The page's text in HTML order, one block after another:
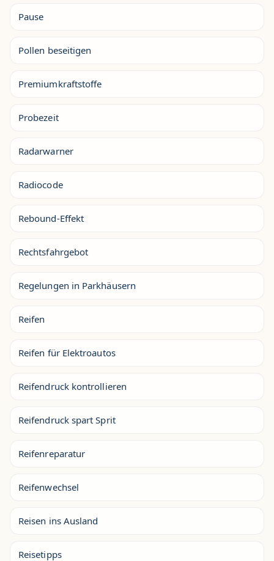
Pause
Pollen beseitigen
Premiumkraftstoffe
Probezeit
Radarwarner
Radiocode
Rebound-Effekt
Rechtsfahrgebot
Regelungen in Parkhäusern
Reifen
Reifen für Elektroautos
Reifendruck kontrollieren
Reifendruck spart Sprit
Reifenreparatur
Reifenwechsel
Reisen ins Ausland
Reisetipps